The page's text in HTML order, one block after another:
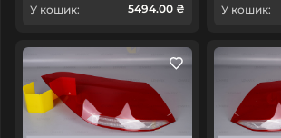
У кошик: 5494.00 ₴ У кошик: